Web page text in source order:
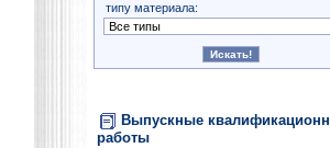
типу материала:
Выпускные
работы